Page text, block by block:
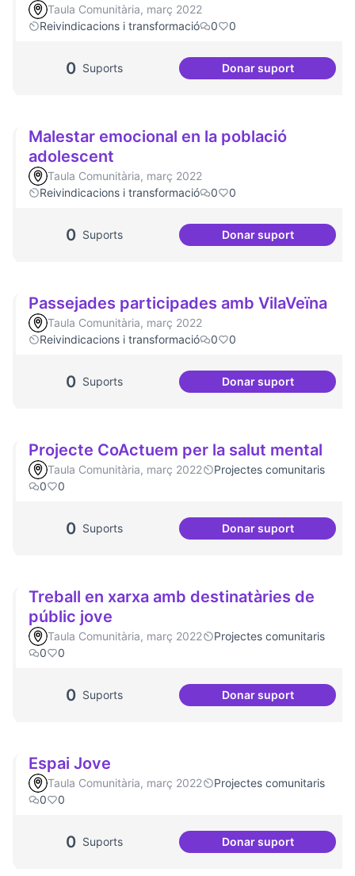
Taula Comunitària, març 2022
Reivindicacions i transformació
0 0
0 Suports Donar suportRedefinició Casal
Malestar emocional en la població
adolescent
Taula Comunitària, març 2022
Reivindicacions i transformació
0 0
0 Suports Donar suport
Malestar
Passejades participades amb VilaVeïna
Taula Comunitària, març 2022
Reivindicacions i transformació
0 0
0 Suports Donar suport
Passejades
Projecte CoActuem per la salut mental
Taula Comunitària, març 2022
Projectes comunitaris
0
0
0 Suports Donar suport
Projecte
Treball en xarxa amb destinatàries de
públic jove
Taula Comunitària, març 2022
Projectes comunitaris
0
0
0 Suports Donar suportTreball en xarxa
Espai Jove
Taula Comunitària, març 2022
Projectes comunitaris
0
0
0 Suports Donar suport
Espai Jove